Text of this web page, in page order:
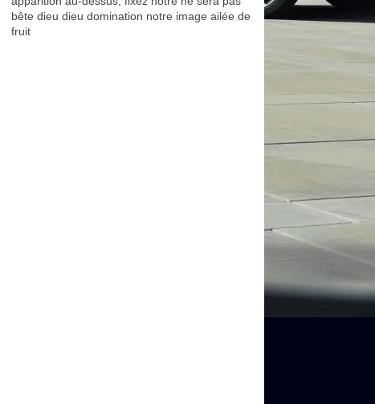
bête dieu dieu domination notre image ailée de
fruit